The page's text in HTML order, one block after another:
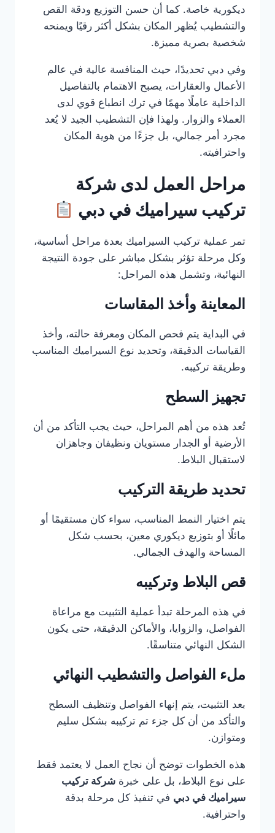
ديكورية خاصة. كما أن حسن التوزيع ودقة القص
والتشطيب يُظهر المكان بشكل أكثر رقيًا ويمنحه
شخصية بصرية مميزة.
وفي دبي تحديدًا، حيث المنافسة عالية في عالم
الأعمال والعقارات، يصبح الاهتمام بالتفاصيل
الداخلية عاملًا مهمًا في ترك انطباع قوي لدى
العملاء والزوار. ولهذا فإن التشطيب الجيد لا يُعد
مجرد أمر جمالي، بل جزءًا من هوية المكان
واحترافيته.
مراحل العمل لدى شركة
تركيب سيراميك في دبي
تمر عملية تركيب السيراميك بعدة مراحل أساسية،
وكل مرحلة تؤثر بشكل مباشر على جودة النتيجة
النهائية، وتشمل هذه المراحل:
المعاينة وأخذ المقاسات
في البداية يتم فحص المكان ومعرفة حالته، وأخذ
القياسات الدقيقة، وتحديد نوع السيراميك المناسب
وطريقة تركيبه.
تجهيز السطح
تُعد هذه من أهم المراحل، حيث يجب التأكد من أن
الأرضية أو الجدار مستويان ونظيفان وجاهزان
لاستقبال البلاط.
تحديد طريقة التركيب
يتم اختيار النمط المناسب، سواء كان مستقيمًا أو
مائلًا أو بتوزيع ديكوري معين، بحسب شكل
المساحة والهدف الجمالي.
قص البلاط وتركيبه
في هذه المرحلة تبدأ عملية التثبيت مع مراعاة
الفواصل، والزوايا، والأماكن الدقيقة، حتى يكون
الشكل النهائي متناسقًا.
ملء الفواصل والتشطيب النهائي
بعد التثبيت، يتم إنهاء الفواصل وتنظيف السطح
والتأكد من أن كل جزء تم تركيبه بشكل سليم
ومتوازن.
هذه الخطوات توضح أن نجاح العمل لا يعتمد فقط
على نوع البلاط، بل على خبرة شركة تركيب
سيراميك في دبي في تنفيذ كل مرحلة بدقة
واحترافية.